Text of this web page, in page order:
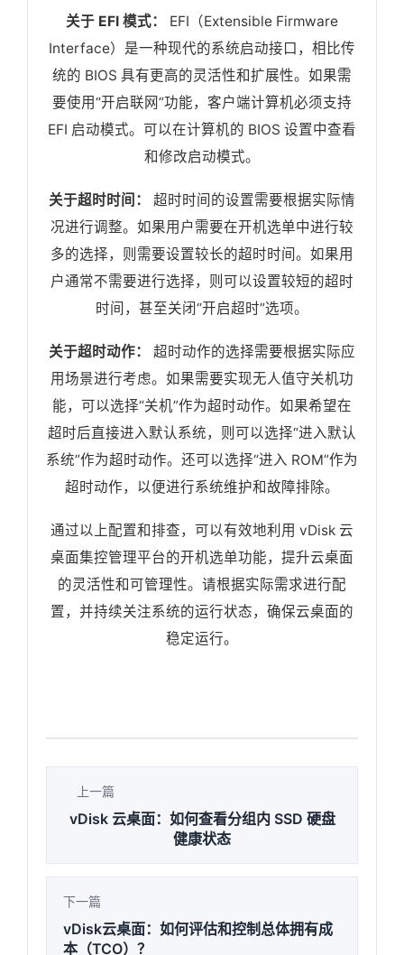
关于 EFI 模式：
EFI（Extensible Firmware
Interface）是一种现代的系统启动接口，相比传
统的 BIOS 具有更高的灵活性和扩展性。如果需
要使用“开启联网”功能，客户端计算机必须支持
EFI 启动模式。可以在计算机的 BIOS 设置中查看
和修改启动模式。
关于超时时间：
超时时间的设置需要根据实际情
况进行调整。如果用户需要在开机选单中进行较
多的选择，则需要设置较长的超时时间。如果用
户通常不需要进行选择，则可以设置较短的超时
时间，甚至关闭“开启超时”选项。
关于超时动作：
超时动作的选择需要根据实际应
用场景进行考虑。如果需要实现无人值守关机功
能，可以选择“关机”作为超时动作。如果希望在
超时后直接进入默认系统，则可以选择“进入默认
系统”作为超时动作。还可以选择“进入 ROM”作为
超时动作，以便进行系统维护和故障排除。
通过以上配置和排查，可以有效地利用 vDisk 云
桌面集控管理平台的开机选单功能，提升云桌面
的灵活性和可管理性。请根据实际需求进行配
置，并持续关注系统的运行状态，确保云桌面的
稳定运行。
上一篇
vDisk 云桌面：如何查看分组内 SSD 硬盘
健康状态
下一篇
vDisk云桌面：如何评估和控制总体拥有成
本（TCO）？